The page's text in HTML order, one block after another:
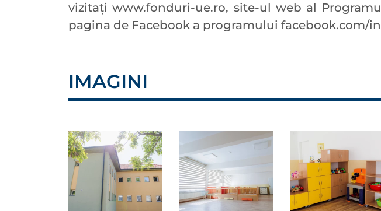
vizitaţi www.fonduri-ue.ro, site-ul web al
pagina de Facebook a programului facebook.com/
IMAGINI